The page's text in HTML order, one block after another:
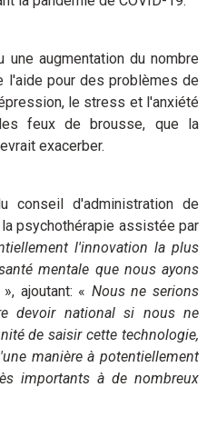
une augmentation du nombre
l'aide pour des problèmes de
le stress et l'anxiété
feux de brousse, que la
exacerber.
conseil d'administration de
psychothérapie assistée par
l'innovation la plus
mentale que nous ayons
ajoutant: « Nous ne serions
devoir national si nous ne
de saisir cette technologie,
manière à potentiellement
importants à de nombreux